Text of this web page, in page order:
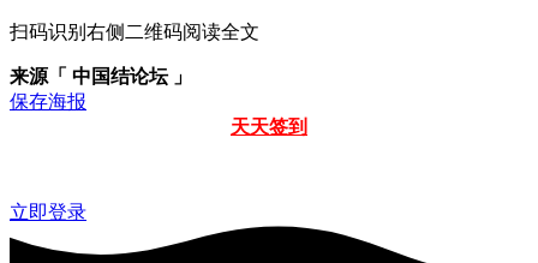
扫码识别右侧二维码阅读全文
来源「 中国结论坛 」
保存海报
天天签到
立即登录